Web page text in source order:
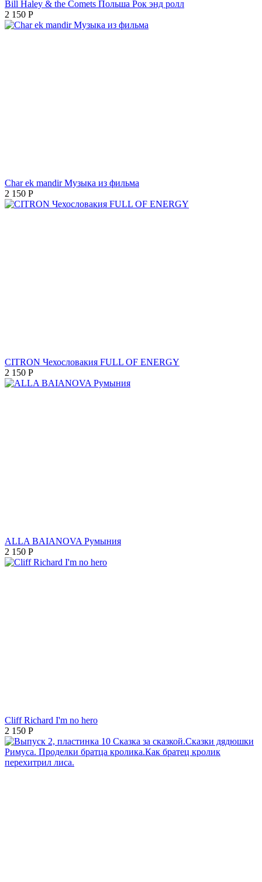
Bill Haley & the Comets Польша Рок энд ролл
2 150 Р
Char ek mandir Музыка из фильма
2 150 Р
CITRON Чехословакия FULL OF ENERGY
2 150 Р
ALLA BAIANOVA Румыния
2 150 Р
Cliff Richard I'm no hero
2 150 Р